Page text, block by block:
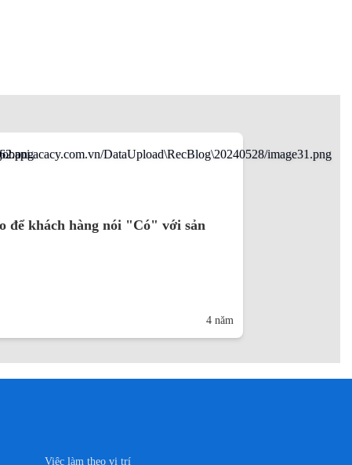
để khách hàng nói "Có" với sản
4 năm
Việc làm theo vị trí